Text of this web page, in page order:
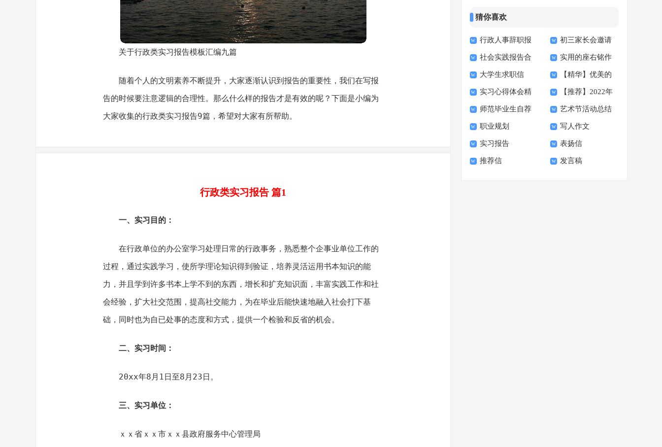
关于行政类实习报告模板汇编九篇
随着个人的文明素养不断提升，大家逐渐认识到报告的重要性，我们在写报
告的时候要注意逻辑的合理性。那么什么样的报告才是有效的呢？下面是小编为
大家收集的行政类实习报告9篇，希望对大家有所帮助。
行政类实习报告 篇1
一、实习目的：
在行政单位的办公室学习处理日常的行政事务，熟悉整个企事业单位工作的
过程，通过实践学习，使所学理论知识得到验证，培养灵活运用书本知识的能
力，并且学到许多书本上学不到的东西，增长和扩充知识面，丰富实践工作和社
会经验，扩大社交范围，提高社交能力，为在毕业后能快速地融入社会打下基
础，同时也为自已处事的态度和方式，提供一个检验和反省的机会。
二、实习时间：
20xx年8月1日至8月23日。
三、实习单位：
ｘｘ省ｘｘ市ｘｘ县政府服务中心管理局
猜你喜欢
行政人事辞职报
告
初三家长会邀请
函15篇
社会实践报告合
集15篇
实用的座右铭作
文400字集合十篇
大学生求职信
【荐】
【精华】优美的
早安朋友圈问候语34
句
实习心得体会精
选15篇
【推荐】2022年
伤心的签名汇总55句
师范毕业生自荐
信范文六篇
艺术节活动总结
职业规划 写人作文
实习报告 表扬信
推荐信 发言稿